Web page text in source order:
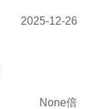
2025-12-26
None倍